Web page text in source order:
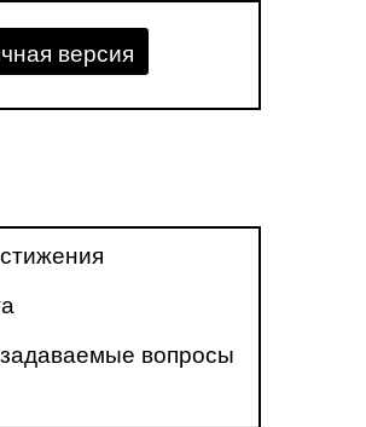
версия
вопросы